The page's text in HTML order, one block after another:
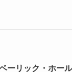
ーリック・ホー